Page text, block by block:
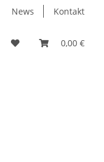
News Kontakt
0,00 €